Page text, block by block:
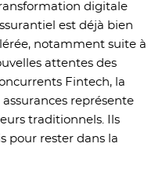
digitale
est déjà bien
notamment suite à
attentes des
Fintech, la
représente
traditionnels. Ils
pour rester dans la